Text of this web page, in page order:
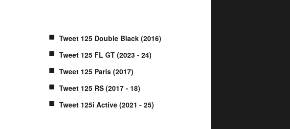
Tweet 125 Double Black (2016)
Tweet 125 FL GT (2023 - 24)
Tweet 125 Paris (2017)
Tweet 125 RS (2017 - 18)
Tweet 125i Active (2021 - 25)